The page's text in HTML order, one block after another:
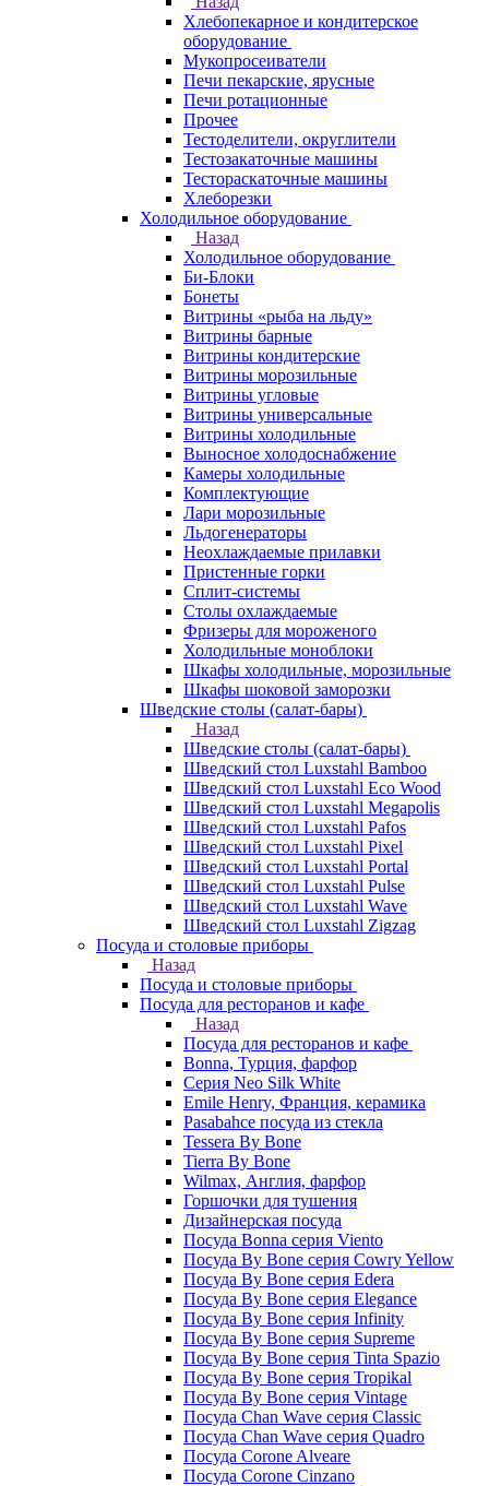
Хлебопекарное и кондитерское
оборудование
Мукопросеиватели
Печи пекарские, ярусные
Печи ротационные
Прочее
Тестоделители, округлители
Тестозакаточные машины
Тестораскаточные машины
Хлеборезки
Холодильное оборудование
Назад
Холодильное оборудование
Би-Блоки
Бонеты
Витрины «рыба на льду»
Витрины барные
Витрины кондитерские
Витрины морозильные
Витрины угловые
Витрины универсальные
Витрины холодильные
Выносное холодоснабжение
Камеры холодильные
Комплектующие
Лари морозильные
Льдогенераторы
Неохлаждаемые прилавки
Пристенные горки
Сплит-системы
Столы охлаждаемые
Фризеры для мороженого
Холодильные моноблоки
Шкафы холодильные, морозильные
Шкафы шоковой заморозки
Шведские столы (салат-бары)
Назад
Шведские столы (салат-бары)
Шведский стол Luxstahl Bamboo
Шведский стол Luxstahl Eco Wood
Шведский стол Luxstahl Megapolis
Шведский стол Luxstahl Pafos
Шведский стол Luxstahl Pixel
Шведский стол Luxstahl Portal
Шведский стол Luxstahl Pulse
Шведский стол Luxstahl Wave
Шведский стол Luxstahl Zigzag
Посуда и столовые приборы
Назад
Посуда и столовые приборы
Посуда для ресторанов и кафе
Назад
Посуда для ресторанов и кафе
Bonna, Турция, фарфор
Cерия Neo Silk White
Emile Henry, Франция, керамика
Pasabahce посуда из стекла
Tessera By Bone
Tierra By Bone
Wilmax, Англия, фарфор
Горшочки для тушения
Дизайнерская посуда
Посуда Bonna серия Viento
Посуда By Bone серия Cowry Yellow
Посуда By Bone серия Edera
Посуда By Bone серия Elegance
Посуда By Bone серия Infinity
Посуда By Bone серия Supreme
Посуда By Bone серия Tinta Spazio
Посуда By Bone серия Tropikal
Посуда By Bone серия Vintage
Посуда Chan Wave серия Classic
Посуда Chan Wave серия Quadro
Посуда Corone Alveare
Посуда Corone Cinzano